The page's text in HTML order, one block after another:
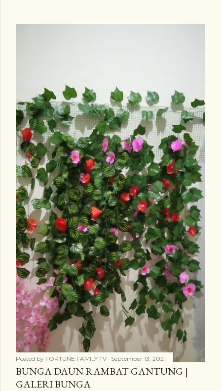
Posted by FORTUNE FAMILY TV September 13, 2021
BUNGA DAUN RAMBAT GANTUNG |
GALERI BUNGA